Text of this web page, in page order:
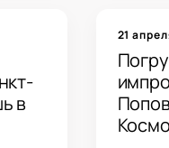
в
21